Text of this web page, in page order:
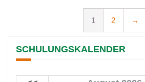
1 2 →
SCHULUNGSKALENDER